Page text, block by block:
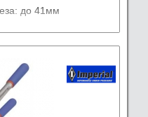
до 41мм